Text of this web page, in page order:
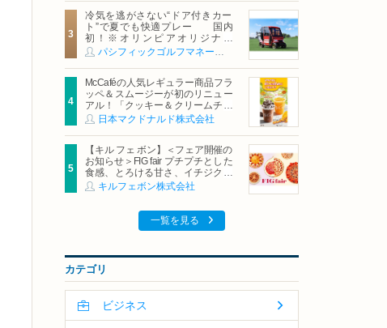
冷気を逃がさない“ドア付きカー
ト”で夏でも快適プレー 国内
初！※オリンピアオリジナル
「AirCon Cart（エアコンカー
ト）」導入 | ＰＧＭ
McCaféの人気レギュラー商品フラ
ッペ＆スムージーが初のリニュー
アル！「クッキー＆クリームチョ
コフラッペ」「マンゴースムージ
ー」8月5日（水）から販売開始
日本マクドナルド株式会社
【キル フェ ボン】＜フェア開催の
お知らせ＞FIG fair プチプチとした
食感、とろける甘さ、イチジクの
魅力をたっぷりと。新作を含め、
イチジク尽くしの全4種が登場8月
キルフェボン株式会社
一覧を見る
カテゴリ
ビジネス